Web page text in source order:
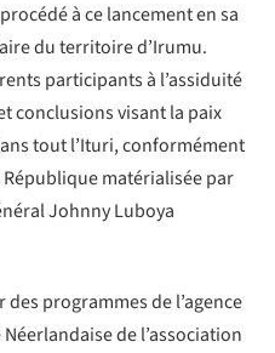
à ce lancement en sa
du territoire d’Irumu.
participants à l’assiduité
conclusions visant la paix
tout l’Ituri, conformément
matérialisée par
Johnny Luboya
programmes de l’agence
de l’association